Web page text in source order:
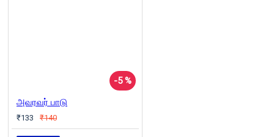
-5 %
அவரவர் பாடு
₹133 ₹140